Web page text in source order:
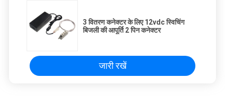
3 वितरण कनेक्टर के लिए 12vdc स्विचिंग
बिजली की आपूर्ति 2 पिन कनेक्टर
जारी रखें